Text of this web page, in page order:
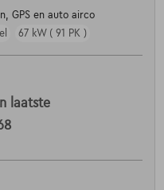
GPS en auto airco
67 kW ( 91 PK )
laatste